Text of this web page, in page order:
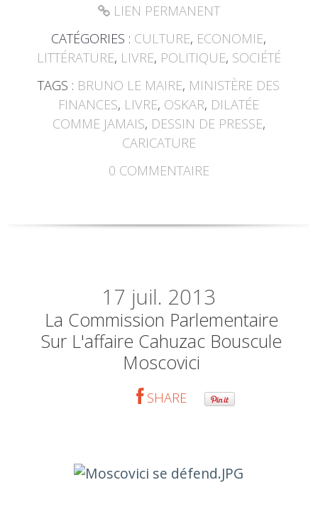
LIEN PERMANENT
CATÉGORIES : CULTURE, ECONOMIE,
LITTÉRATURE, LIVRE, POLITIQUE, SOCIÉTÉ
TAGS : BRUNO LE MAIRE, MINISTÈRE DES
FINANCES, LIVRE, OSKAR, DILATÉE
COMME JAMAIS, DESSIN DE PRESSE,
CARICATURE
0 COMMENTAIRE
17 juil. 2013
La Commission Parlementaire
Sur L'affaire Cahuzac Bouscule
Moscovici
SHARE